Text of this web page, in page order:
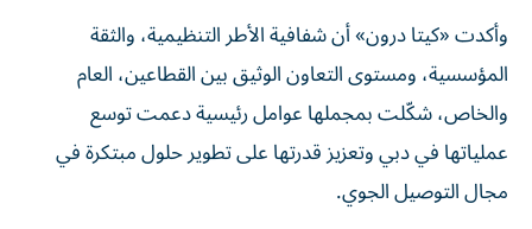
وأكدت «كيتا درون» أن شفافية الأطر التنظيمية، والثقة
المؤسسية، ومستوى التعاون الوثيق بين القطاعين، العام
والخاص، شكّلت بمجملها عوامل رئيسية دعمت توسع
عملياتها في دبي وتعزيز قدرتها على تطوير حلول مبتكرة في
مجال التوصيل الجوي.